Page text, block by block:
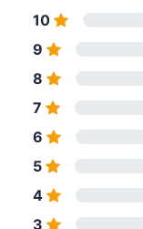
10
9
8
7
6
5
4
3